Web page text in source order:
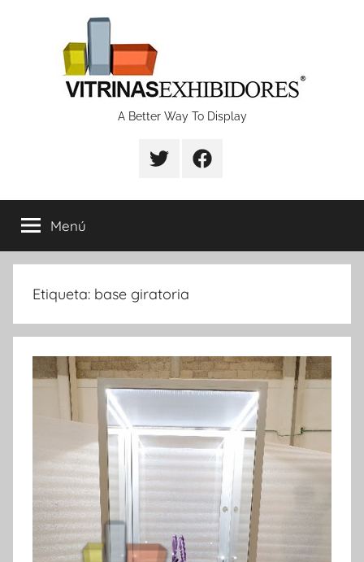
Proyectos
fabricación
de
vitrinas
y
exhibidores
A Better Way To Display
Menú
Etiqueta: base giratoria